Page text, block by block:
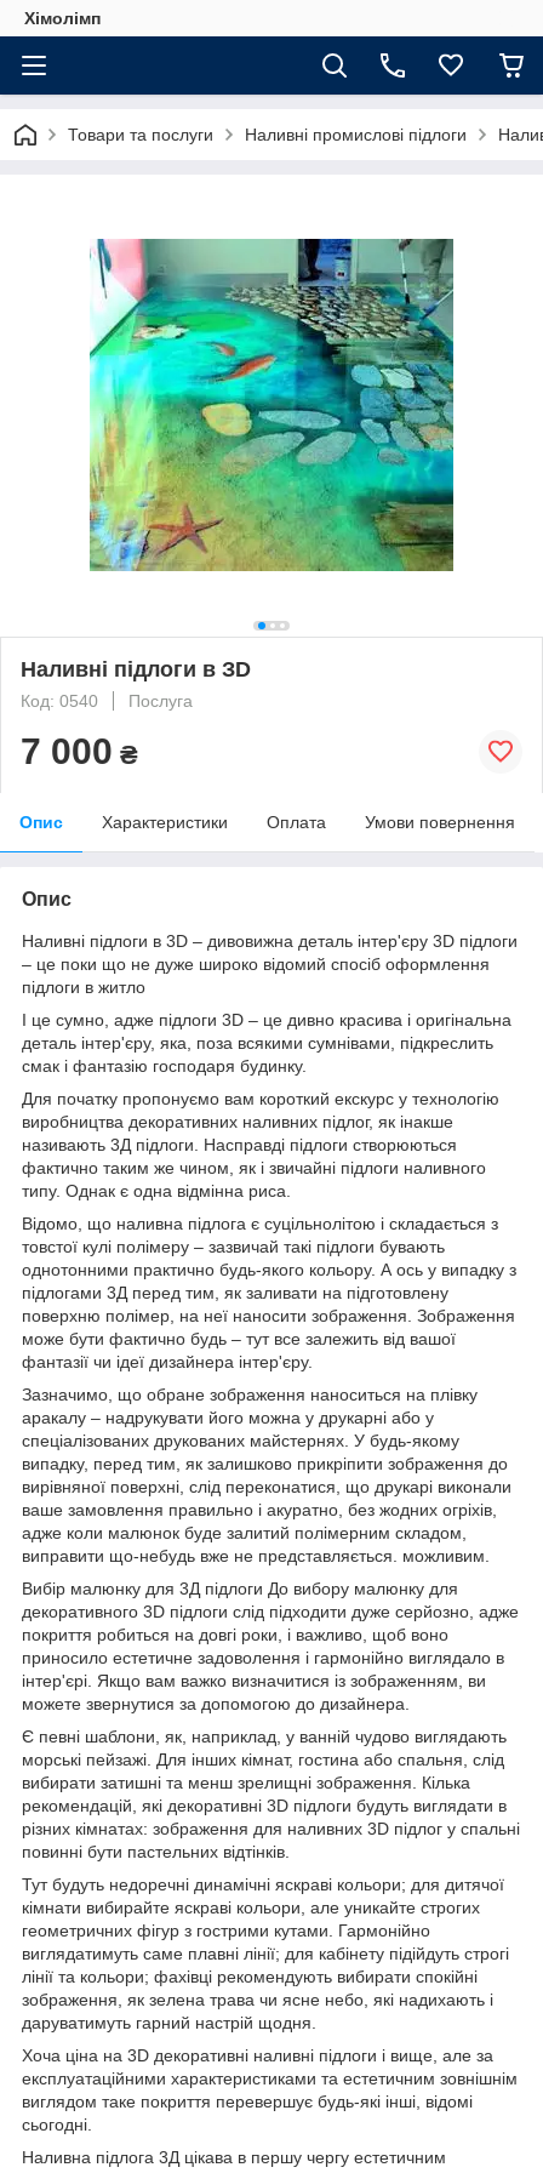
Хімолімп
Товари та послуги Наливні промислові підлоги
Наливні підлоги в ЗD
Код: 0540 Послуга
7 000 ₴
Опис Характеристики Оплата Умови повернення
Опис
Наливні підлоги в 3D – дивовижна деталь інтер'єру 3D підлоги
– це поки що не дуже широко відомий спосіб оформлення
підлоги в житло
І це сумно, адже підлоги 3D – це дивно красива і оригінальна
деталь інтер'єру, яка, поза всякими сумнівами, підкреслить
смак і фантазію господаря будинку.
Для початку пропонуємо вам короткий екскурс у технологію
виробництва декоративних наливних підлог, як інакше
називають 3Д підлоги. Насправді підлоги створюються
фактично таким же чином, як і звичайні підлоги наливного
типу. Однак є одна відмінна риса.
Відомо, що наливна підлога є суцільнолітою і складається з
товстої кулі полімеру – зазвичай такі підлоги бувають
однотонними практично будь-якого кольору. А ось у випадку з
підлогами 3Д перед тим, як заливати на підготовлену
поверхню полімер, на неї наносити зображення. Зображення
може бути фактично будь – тут все залежить від вашої
фантазії чи ідеї дизайнера інтер'єру.
Зазначимо, що обране зображення наноситься на плівку
аракалу – надрукувати його можна у друкарні або у
спеціалізованих друкованих майстернях. У будь-якому
випадку, перед тим, як залишково прикріпити зображення до
вирівняної поверхні, слід переконатися, що друкарі виконали
ваше замовлення правильно і акуратно, без жодних огріхів,
адже коли малюнок буде залитий полімерним складом,
виправити що-небудь вже не представляється. можливим.
Вибір малюнку для 3Д підлоги До вибору малюнку для
декоративного 3D підлоги слід підходити дуже серйозно, адже
покриття робиться на довгі роки, і важливо, щоб воно
приносило естетичне задоволення і гармонійно виглядало в
інтер'єрі. Якщо вам важко визначитися із зображенням, ви
можете звернутися за допомогою до дизайнера.
Є певні шаблони, як, наприклад, у ванній чудово виглядають
морські пейзажі. Для інших кімнат, гостина або спальня, слід
вибирати затишні та менш зрелищні зображення. Кілька
рекомендацій, які декоративні 3D підлоги будуть виглядати в
різних кімнатах: зображення для наливних 3D підлог у спальні
повинні бути пастельних відтінків.
Тут будуть недоречні динамічні яскраві кольори; для дитячої
кімнати вибирайте яскраві кольори, але уникайте строгих
геометричних фігур з гострими кутами. Гармонійно
виглядатимуть саме плавні лінії; для кабінету підійдуть строгі
лінії та кольори; фахівці рекомендують вибирати спокійні
зображення, як зелена трава чи ясне небо, які надихають і
даруватимуть гарний настрій щодня.
Хоча ціна на 3D декоративні наливні підлоги і вище, але за
експлуатаційними характеристиками та естетичним зовнішнім
виглядом таке покриття перевершує будь-які інші, відомі
сьогодні.
Наливна підлога 3Д цікава в першу чергу естетичним